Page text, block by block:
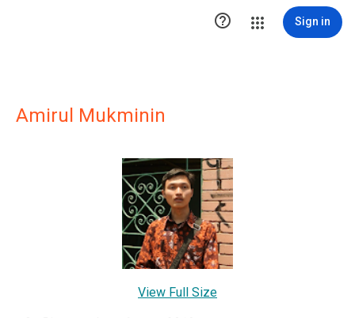
 Sign in
Amirul Mukminin
View Full Size